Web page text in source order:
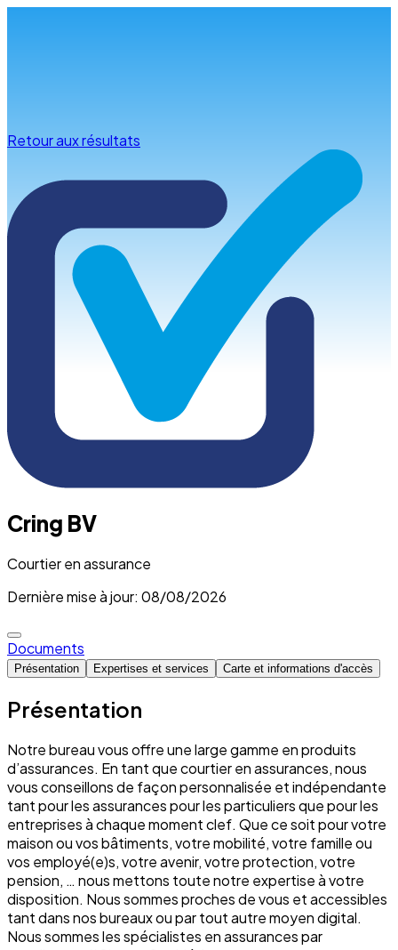
Retour aux résultats
Cring BV
Courtier en assurance
Dernière mise à jour: 08/08/2026
Documents
Présentation Expertises et services Carte et informations d'accès
Présentation
Notre bureau vous offre une large gamme en produits
d’assurances. En tant que courtier en assurances, nous
vous conseillons de façon personnalisée et indépendante
tant pour les assurances pour les particuliers que pour les
entreprises à chaque moment clef. Que ce soit pour votre
maison ou vos bâtiments, votre mobilité, votre famille ou
vos employé(e)s, votre avenir, votre protection, votre
pension, … nous mettons toute notre expertise à votre
disposition. Nous sommes proches de vous et accessibles
tant dans nos bureaux ou par tout autre moyen digital.
Nous sommes les spécialistes en assurances par